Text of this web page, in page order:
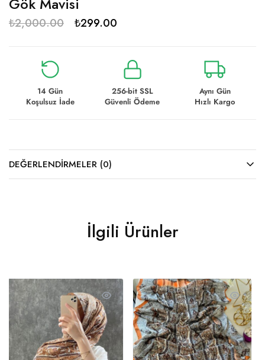
₺2,000.00 ₺299.00
14 Gün
Koşulsuz İade
256-bit SSL
Güvenli Ödeme
Aynı Gün
Hızlı Kargo
DEĞERLENDIRMELER (0)
İlgili Ürünler